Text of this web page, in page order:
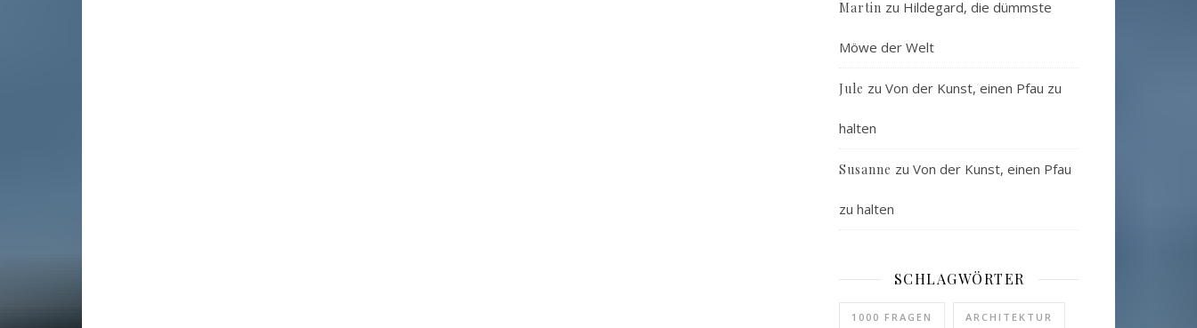
Martin zu Hildegard, die dümmste
Möwe der Welt
Jule zu Von der Kunst, einen Pfau zu
halten
Susanne zu Von der Kunst, einen Pfau
zu halten
SCHLAGWÖRTER
1000 FRAGEN ARCHITEKTUR